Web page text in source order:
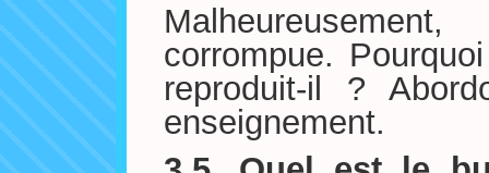
corrompue.
reproduit-il ?
enseignement.